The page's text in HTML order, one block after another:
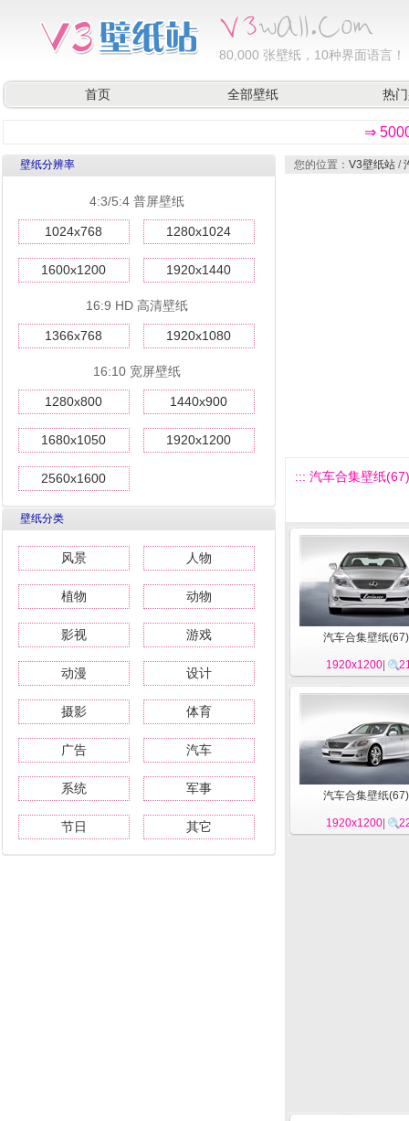
80,000 张壁纸，10种界面语言！
首页 全部壁纸 热
⇒
壁纸分辨率
4:3/5:4 普屏壁纸
1024x768 1280x1024
1600x1200 1920x1440
16:9 HD 高清壁纸
1366x768 1920x1080
16:10 宽屏壁纸
1280x800 1440x900
1680x1050 1920x1200
2560x1600
壁纸分类
风景 人物
植物 动物
影视 游戏
动漫 设计
摄影 体育
广告 汽车
系统 军事
节日 其它
您的位置： V3壁纸站 /
::: 汽车合集壁纸
汽车合集壁纸
1920x1200
汽车合集壁纸
1920x1200